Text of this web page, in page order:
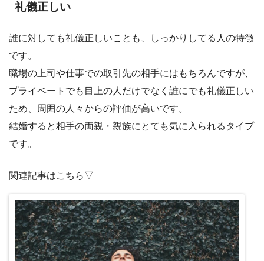
礼儀正しい
誰に対しても礼儀正しいことも、しっかりしてる人の特徴
です。
職場の上司や仕事での取引先の相手にはもちろんですが、
プライベートでも目上の人だけでなく誰にでも礼儀正しい
ため、周囲の人々からの評価が高いです。
結婚すると相手の両親・親族にとても気に入られるタイプ
です。
関連記事はこちら▽